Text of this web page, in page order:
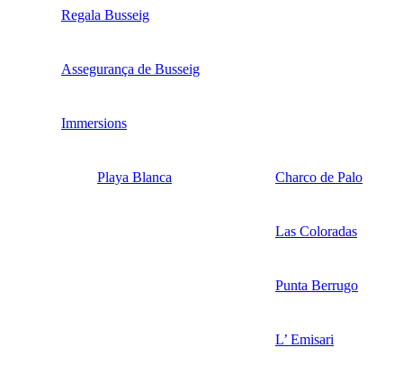
Regala Busseig
Assegurança de Busseig
Immersions
Playa Blanca Charco de Palo
Las Coloradas
Punta Berrugo
L’ Emisari